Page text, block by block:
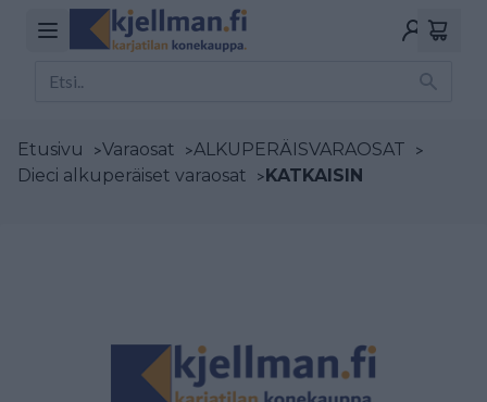
Etusivu >Varaosat >ALKUPERÄISVARAOSAT >
Dieci alkuperäiset varaosat >KATKAISIN